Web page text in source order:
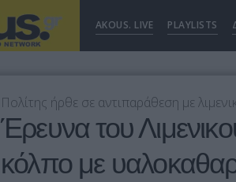
AKOUS. LIVE PLAYLISTS
Πολίτης ήρθε σε αντιπαράθεση με
Έρευνα του
κόλπο με